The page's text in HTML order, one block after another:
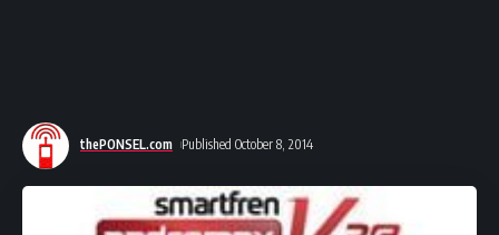
thePONSEL.com Published October 8, 2014